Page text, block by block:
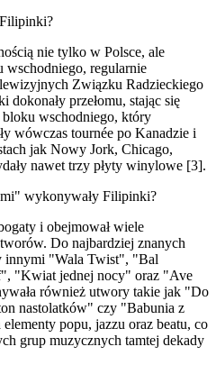
nie tylko w Polsce, ale
regularnie
Związku Radzieckiego
przełomu, stając się
bloku wschodniego, który
wówczas tournée po Kanadzie i
jak Nowy Jork, Chicago,
nawet trzy płyty winylowe [3].
wykonywały Filipinki?
i obejmował wiele
Do najbardziej znanych
innymi "Wala Twist", "Bal
"Kwiat jednej nocy" oraz "Ave
również utwory takie jak "Do
nastolatków" czy "Babunia z
popu, jazzu oraz beatu, co
grup muzycznych tamtej dekady